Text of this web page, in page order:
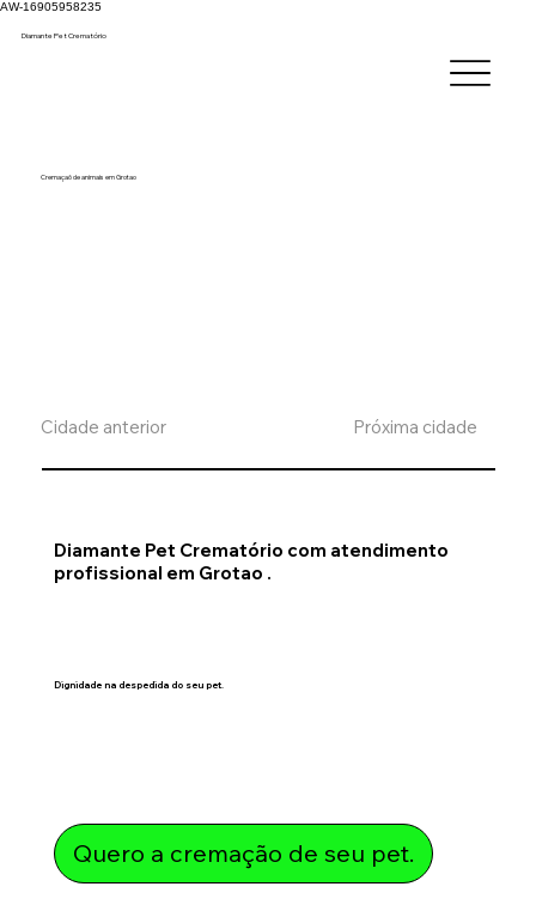
AW-16905958235
Diamante Pet Crematório
Cremaçaõ de animais em Grotao
Cidade anterior Próxima cidade
Diamante Pet Crematório com atendimento
profissional em Grotao .
Dignidade na despedida do seu pet.
Quero a cremação de seu pet.